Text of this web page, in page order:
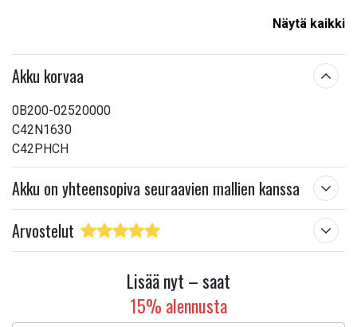
Näytä kaikki
Akku korvaa
0B200-02520000
C42N1630
C42PHCH
Akku on yhteensopiva seuraavien mallien kanssa
Arvostelut
Lisää nyt – saat
15% alennusta